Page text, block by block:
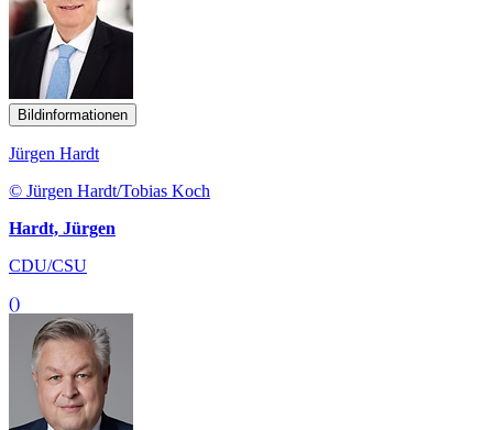
Bildinformationen
Jürgen Hardt
© Jürgen Hardt/Tobias Koch
Hardt, Jürgen
CDU/CSU
()